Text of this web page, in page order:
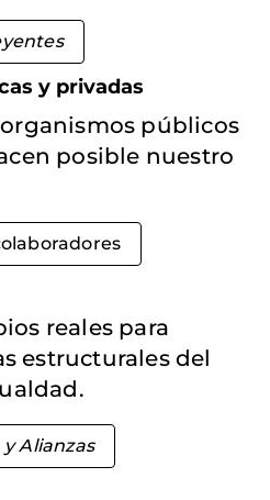
y privadas
públicos
posible nuestro
reales para
estructurales del
Alianzas